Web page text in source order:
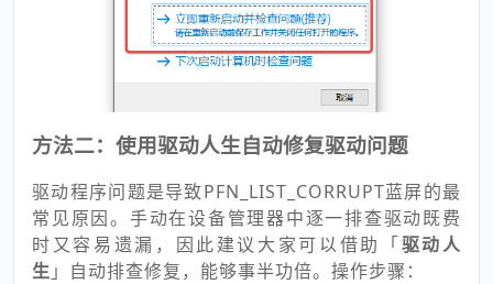
方法二：使用驱动人生自动修复驱动问题
驱动程序问题是导致PFN_LIST_CORRUPT蓝屏的最
常见原因。手动在设备管理器中逐一排查驱动既费
时又容易遗漏，因此建议大家可以借助「驱动人
生 」自动排查修复，能够事半功倍。操作步骤：